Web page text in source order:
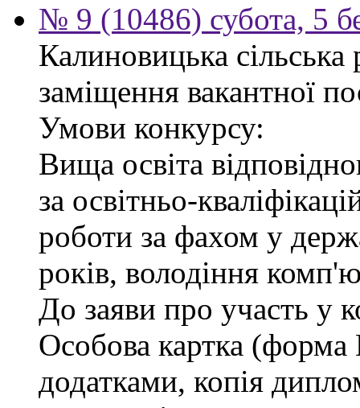
№ 9 (10486) субота, 5
Калиновицька
заміщення вакантної
Умови конкурсу:
Вища освіта
за освітньо-
роботи за фахом у
років, володіння
До заяви про участь у
Особова картка
додатками, копія